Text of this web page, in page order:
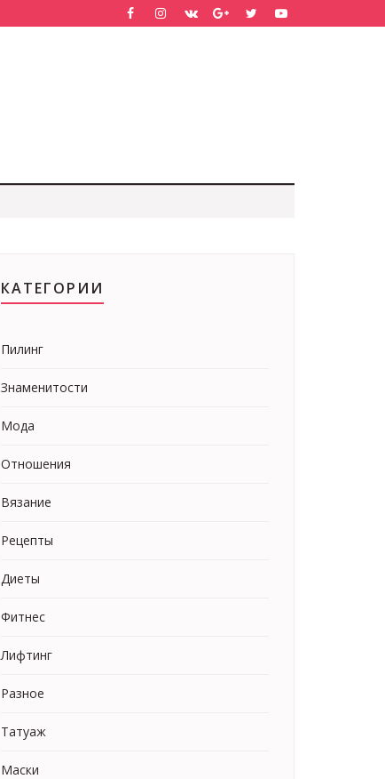
КАТЕГОРИИ
Пилинг
Знаменитости
Мода
Отношения
Вязание
Рецепты
Диеты
Фитнес
Лифтинг
Разное
Татуаж
Маски